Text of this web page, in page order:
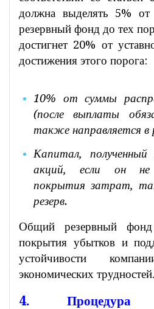
должна выделять 5%
резервный фонд до тех
достигнет 20% от
достижения этого порога:
10% от суммы
(после выплаты
также направляется в
Капитал,
акций, если он не
покрытия затрат,
резерв.
Общий резервный фонд
покрытия убытков и
устойчивости
экономических трудностей.
4. Процедура